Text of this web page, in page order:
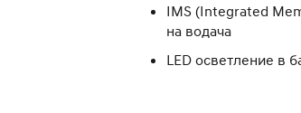
IMS (Integrated
на водача
LED осветление в